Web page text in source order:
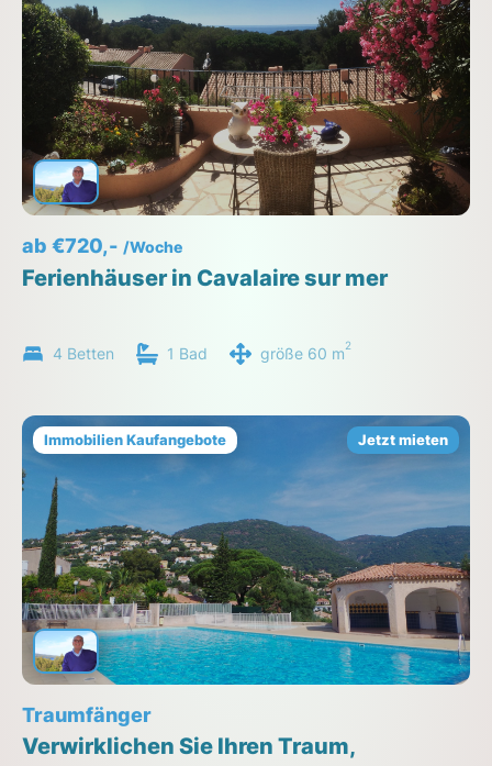
ab €720,- /Woche
Ferienhäuser in Cavalaire sur mer
4 Betten 1 Bad größe 60 m2
Immobilien Kaufangebote Jetzt mieten
Traumfänger
Verwirklichen Sie Ihren Traum,